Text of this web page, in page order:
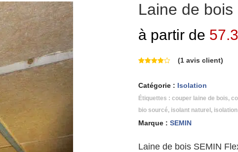
Laine de
à partir de
(1avis client)
Catégorie : Isolation
Étiquettes : couper laine de bois,
bio sourcé, isolant naturel,
Marque : SEMIN
Laine de bois SEMIN